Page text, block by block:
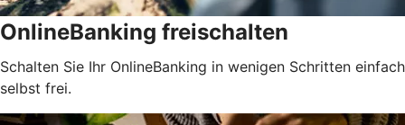
OnlineBanking freischalten
Schalten Sie Ihr OnlineBanking in wenigen Schritten einfach
selbst frei.